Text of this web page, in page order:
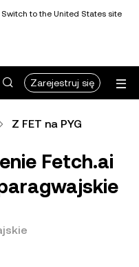
to the United States site
Zarejestruj się
Z FET na PYG
Fetch.ai